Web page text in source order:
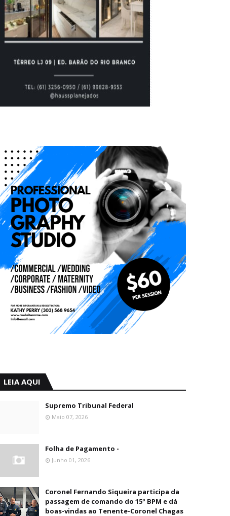
LEIA AQUI
Supremo Tribunal Federal
Maio 07, 2026
Folha de Pagamento -
Junho 01, 2026
Coronel Fernando Siqueira participa da
passagem de comando do 15º BPM e dá
boas-vindas ao Tenente-Coronel Chagas